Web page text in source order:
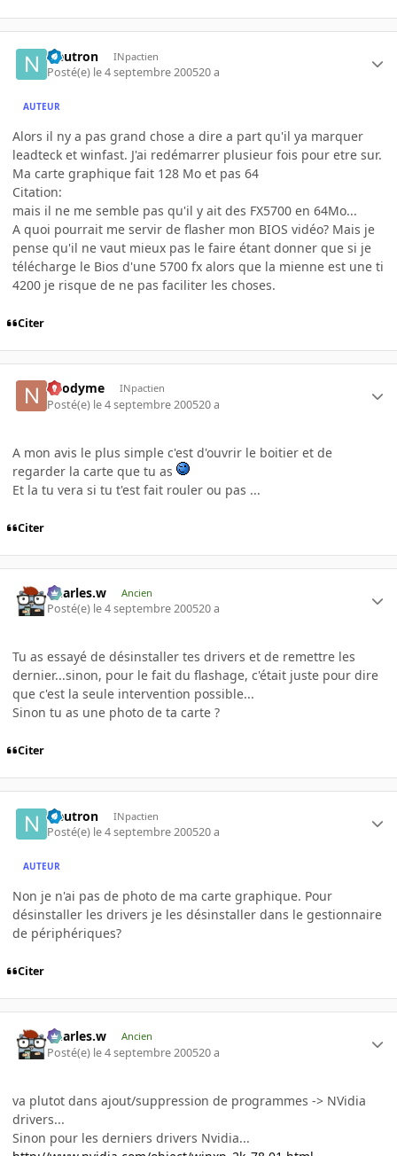
Neutron INpactien
Posté(e) le 4 septembre 200520 a
AUTEUR
Alors il ny a pas grand chose a dire a part qu'il ya marquer
leadteck et winfast. J'ai redémarrer plusieur fois pour etre sur.
Ma carte graphique fait 128 Mo et pas 64
Citation:
mais il ne me semble pas qu'il y ait des FX5700 en 64Mo...
A quoi pourrait me servir de flasher mon BIOS vidéo? Mais je
pense qu'il ne vaut mieux pas le faire étant donner que si je
télécharge le Bios d'une 5700 fx alors que la mienne est une ti
4200 je risque de ne pas faciliter les choses.
Citer
neodyme INpactien
Posté(e) le 4 septembre 200520 a
A mon avis le plus simple c'est d'ouvrir le boitier et de
regarder la carte que tu as
Et la tu vera si tu t'est fait rouler ou pas ...
Citer
Charles.w Ancien
Posté(e) le 4 septembre 200520 a
Tu as essayé de désinstaller tes drivers et de remettre les
dernier...sinon, pour le fait du flashage, c'était juste pour dire
que c'est la seule intervention possible...
Sinon tu as une photo de ta carte ?
Citer
Neutron INpactien
Posté(e) le 4 septembre 200520 a
AUTEUR
Non je n'ai pas de photo de ma carte graphique. Pour
désinstaller les drivers je les désinstaller dans le gestionnaire
de périphériques?
Citer
Charles.w Ancien
Posté(e) le 4 septembre 200520 a
va plutot dans ajout/suppression de programmes -> NVidia
drivers...
Sinon pour les derniers drivers Nvidia...